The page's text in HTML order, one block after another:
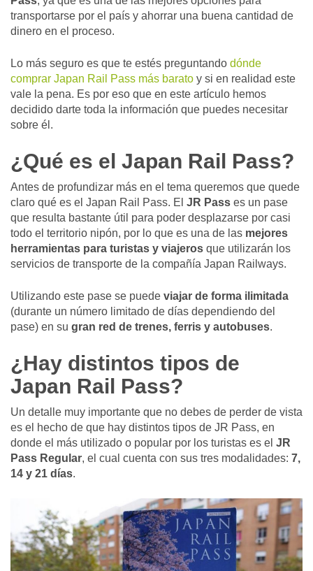
transportarse por el país y ahorrar una buena cantidad de
dinero en el proceso.
Lo más seguro es que te estés preguntando dónde
comprar Japan Rail Pass más barato y si en realidad este
vale la pena. Es por eso que en este artículo hemos
decidido darte toda la información que puedes necesitar
sobre él.
¿Qué es el Japan Rail Pass?
Antes de profundizar más en el tema queremos que quede
claro qué es el Japan Rail Pass. El JR Pass es un pase
que resulta bastante útil para poder desplazarse por casi
todo el territorio nipón, por lo que es una de las mejores
herramientas para turistas y viajeros que utilizarán los
servicios de transporte de la compañía Japan Railways.
Utilizando este pase se puede viajar de forma ilimitada
(durante un número limitado de días dependiendo del
pase) en su gran red de trenes, ferris y autobuses.
¿Hay distintos tipos de
Japan Rail Pass?
Un detalle muy importante que no debes de perder de vista
es el hecho de que hay distintos tipos de JR Pass, en
donde el más utilizado o popular por los turistas es el JR
Pass Regular, el cual cuenta con sus tres modalidades: 7,
14 y 21 días.